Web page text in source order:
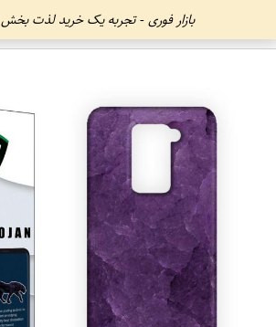
بازار فوری - تجربه یک خرید لذت